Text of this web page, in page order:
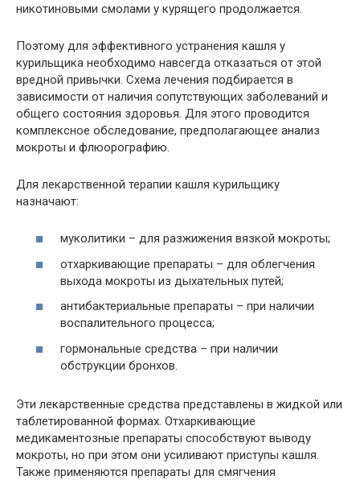
никотиновыми смолами у курящего продолжается.
Поэтому для эффективного устранения кашля у
курильщика необходимо навсегда отказаться от этой
вредной привычки. Схема лечения подбирается в
зависимости от наличия сопутствующих заболеваний и
общего состояния здоровья. Для этого проводится
комплексное обследование, предполагающее анализ
мокроты и флюорографию.
Для лекарственной терапии кашля курильщику
назначают:
муколитики – для разжижения вязкой мокроты;
отхаркивающие препараты – для облегчения
выхода мокроты из дыхательных путей;
антибактериальные препараты – при наличии
воспалительного процесса;
гормональные средства – при наличии
обструкции бронхов.
Эти лекарственные средства представлены в жидкой или
таблетированной формах. Отхаркивающие
медикаментозные препараты способствуют выводу
мокроты, но при этом они усиливают приступы кашля.
Также применяются препараты для смягчения